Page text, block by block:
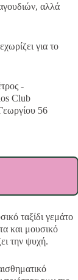
αλλά
για το
-
Club
56
ταξίδι γεμάτο
και μουσικό
την ψυχή.